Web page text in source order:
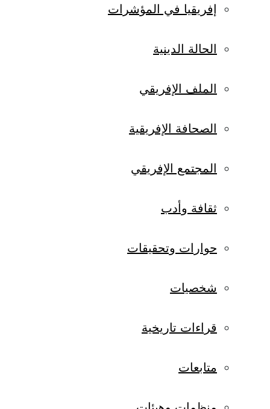
إفريقيا في المؤشرات
الحالة الدينية
الملف الإفريقي
الصحافة الإفريقية
المجتمع الإفريقي
ثقافة وأدب
حوارات وتحقيقات
شخصيات
قراءات تاريخية
متابعات